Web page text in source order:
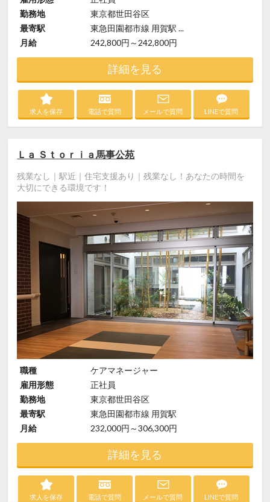
勤務地
東京都世田谷区
最寄駅
東急田園都市線 用賀駅 ...
月給
242,800円～242,800円
詳細を見る
求人を保存 電話で質問 メールで質問 LINEで質問
Ｌａ Ｓｔｏｒｉａ馬事公苑
残業なし｜駅近｜住宅支援あり｜残業なし！あなたの時間を
大切にできる環境です！
職種
ケアマネージャー
雇用形態
正社員
勤務地
東京都世田谷区
最寄駅
東急田園都市線 用賀駅
月給
232,000円～306,300円
詳細を見る
求人を保存 電話で質問 メールで質問 LINEで質問